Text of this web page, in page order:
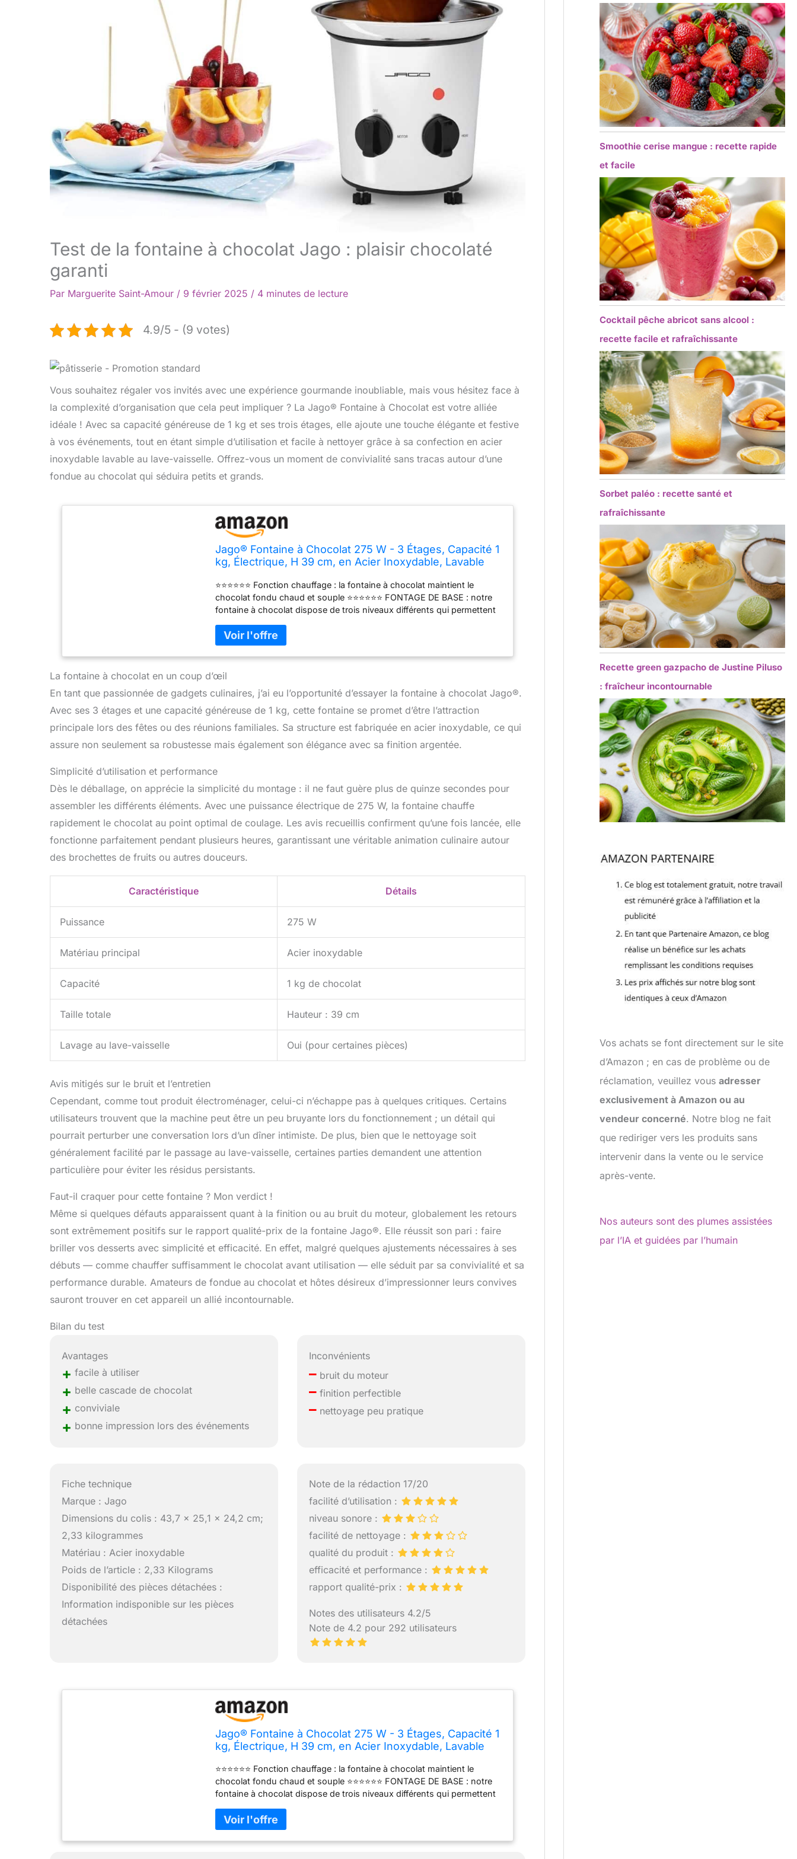
Test de la fontaine à chocolat Jago : plaisir chocolaté
garanti
Par Marguerite Saint-Amour / 9 février 2025 / 4 minutes de lecture
4.9/5 - (9 votes)
Vous souhaitez régaler vos invités avec une expérience gourmande inoubliable, mais vous hésitez face à
la complexité d’organisation que cela peut impliquer ? La Jago® Fontaine à Chocolat est votre alliée
idéale ! Avec sa capacité généreuse de 1 kg et ses trois étages, elle ajoute une touche élégante et festive
à vos événements, tout en étant simple d’utilisation et facile à nettoyer grâce à sa confection en acier
inoxydable lavable au lave-vaisselle. Offrez-vous un moment de convivialité sans tracas autour d’une
fondue au chocolat qui séduira petits et grands.
Jago® Fontaine à Chocolat 275 W - 3 Étages, Capacité 1
kg, Électrique, H 39 cm, en Acier Inoxydable, Lavable
Fruits
⭐⭐⭐⭐⭐⭐ Fonction chauffage : la fontaine à chocolat maintient le
chocolat fondu chaud et souple ⭐⭐⭐⭐⭐⭐ FONTAGE DE BASE : notre
fontaine à chocolat dispose de trois niveaux différents qui permettent
fontaine à chocolat de 275 W est assez puissante : elle garde le
chocolat fondu au chaud et souple ⭐⭐⭐⭐⭐⭐ FACILE À UTILISER ET À
NETTOYER : la tour et la spirale des fontaines de fête sont amovibles
et passent au lave-vaisselle ⭐⭐⭐⭐⭐⭐ UTILISATION POLYVALENTE : la
fêtes, les mariages et les occasions solennelles dans le cadre de
buffets de desserts
La fontaine à chocolat en un coup d’œil
En tant que passionnée de gadgets culinaires, j’ai eu l’opportunité d’essayer la fontaine à chocolat Jago®.
Avec ses 3 étages et une capacité généreuse de 1 kg, cette fontaine se promet d’être l’attraction
principale lors des fêtes ou des réunions familiales. Sa structure est fabriquée en acier inoxydable, ce qui
assure non seulement sa robustesse mais également son élégance avec sa finition argentée.
Simplicité d’utilisation et performance
Dès le déballage, on apprécie la simplicité du montage : il ne faut guère plus de quinze secondes pour
assembler les différents éléments. Avec une puissance électrique de 275 W, la fontaine chauffe
rapidement le chocolat au point optimal de coulage. Les avis recueillis confirment qu’une fois lancée, elle
fonctionne parfaitement pendant plusieurs heures, garantissant une véritable animation culinaire autour
des brochettes de fruits ou autres douceurs.
Caractéristique Détails
Puissance 275 W
Matériau principal Acier inoxydable
Capacité 1 kg de chocolat
Taille totale Hauteur : 39 cm
Lavage au lave-vaisselle Oui (pour certaines pièces)
Avis mitigés sur le bruit et l’entretien
Cependant, comme tout produit électroménager, celui-ci n’échappe pas à quelques critiques. Certains
utilisateurs trouvent que la machine peut être un peu bruyante lors du fonctionnement ; un détail qui
pourrait perturber une conversation lors d’un dîner intimiste. De plus, bien que le nettoyage soit
généralement facilité par le passage au lave-vaisselle, certaines parties demandent une attention
particulière pour éviter les résidus persistants.
Faut-il craquer pour cette fontaine ? Mon verdict !
Même si quelques défauts apparaissent quant à la finition ou au bruit du moteur, globalement les retours
sont extrêmement positifs sur le rapport qualité-prix de la fontaine Jago®. Elle réussit son pari : faire
briller vos desserts avec simplicité et efficacité. En effet, malgré quelques ajustements nécessaires à ses
débuts — comme chauffer suffisamment le chocolat avant utilisation — elle séduit par sa convivialité et sa
performance durable. Amateurs de fondue au chocolat et hôtes désireux d’impressionner leurs convives
sauront trouver en cet appareil un allié incontournable.
Bilan du test
Avantages
+ facile à utiliser
+ belle cascade de chocolat
+ conviviale
+ bonne impression lors des événements
Inconvénients
– bruit du moteur
– finition perfectible
– nettoyage peu pratique
Fiche technique
Marque : Jago
Dimensions du colis : 43,7 x 25,1 x 24,2 cm;
2,33 kilogrammes
Matériau : Acier inoxydable
Poids de l’article : 2,33 Kilograms
Disponibilité des pièces détachées :
Information indisponible sur les pièces
détachées
Note de la rédaction 17/20
facilité d’utilisation :
niveau sonore :
facilité de nettoyage :
qualité du produit :
efficacité et performance :
rapport qualité-prix :
Notes des utilisateurs 4.2/5
Note de 4.2 pour 292 utilisateurs
Jago® Fontaine à Chocolat 275 W - 3 Étages, Capacité 1
kg, Électrique, H 39 cm, en Acier Inoxydable, Lavable
Fruits
⭐⭐⭐⭐⭐⭐ Fonction chauffage : la fontaine à chocolat maintient le
chocolat fondu chaud et souple ⭐⭐⭐⭐⭐⭐ FONTAGE DE BASE : notre
fontaine à chocolat dispose de trois niveaux différents qui permettent
fontaine à chocolat de 275 W est assez puissante : elle garde le
chocolat fondu au chaud et souple ⭐⭐⭐⭐⭐⭐ FACILE À UTILISER ET À
NETTOYER : la tour et la spirale des fontaines de fête sont amovibles
Smoothie cerise mangue : recette rapide
et facile
Cocktail pêche abricot sans alcool :
recette facile et rafraîchissante
Sorbet paléo : recette santé et
rafraîchissante
Recette green gazpacho de Justine Piluso
: fraîcheur incontournable
Vos achats se font directement sur le site
d’Amazon ; en cas de problème ou de
réclamation, veuillez vousadresser
exclusivement à Amazon ou au
vendeur concerné. Notre blog ne fait
que rediriger vers les produits sans
intervenir dans la vente ou le service
après-vente.
Nos auteurs sont des plumes assistées
par l’IA et guidées par l’humain